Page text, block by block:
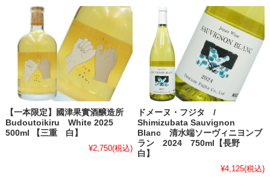
【一本限定】國津果實酒醸造所
Budoutoikiru White 2025
500ml 【三重 白】
¥2,750(税込)
ドメーヌ・フジタ /
Shimizubata Sauvignon
Blanc 清水端ソーヴィニヨンブ
ラン 2024 750ml【長野
白】
¥4,125(税込)